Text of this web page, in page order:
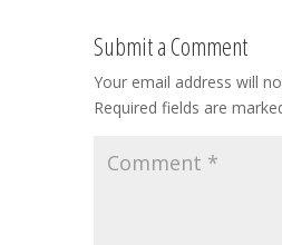
Submit a Comment
Your email address will
Required fields are